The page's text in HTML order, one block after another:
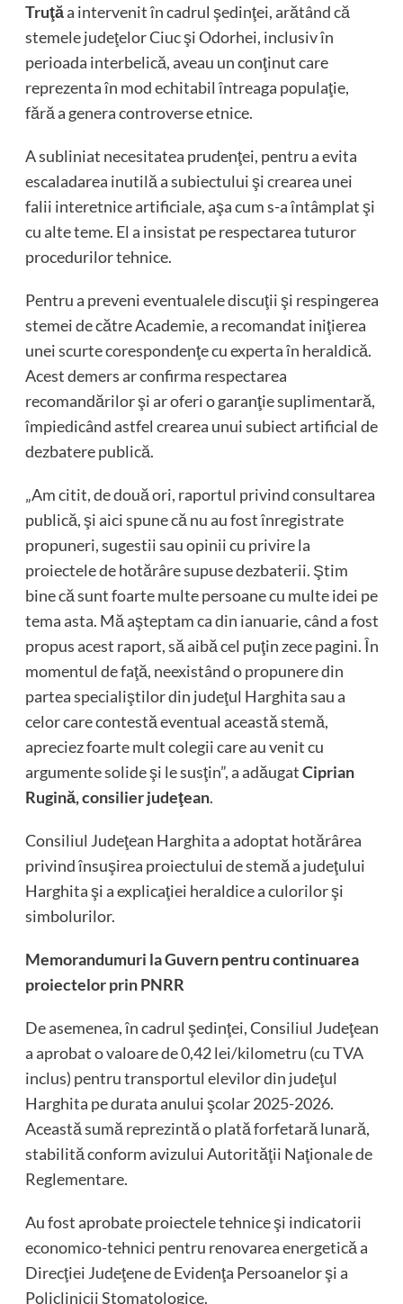
Truţăa intervenit în cadrul şedinţei, arătând că
stemele judeţelor Ciuc şi Odorhei, inclusiv în
perioada interbelică, aveau un conţinut care
reprezenta în mod echitabil întreaga populaţie,
fără a genera controverse etnice.
A subliniat necesitatea prudenţei, pentru a evita
escaladarea inutilă a subiectului şi crearea unei
falii interetnice artificiale, aşa cum s-a întâmplat şi
cu alte teme. El a insistat pe respectarea tuturor
procedurilor tehnice.
Pentru a preveni eventualele discuţii şi respingerea
stemei de către Academie, a recomandat iniţierea
unei scurte corespondenţe cu experta în heraldică.
Acest demers ar confirma respectarea
recomandărilor şi ar oferi o garanţie suplimentară,
împiedicând astfel crearea unui subiect artificial de
dezbatere publică.
„Am citit, de două ori, raportul privind consultarea
publică, şi aici spune că nu au fost înregistrate
propuneri, sugestii sau opinii cu privire la
proiectele de hotărâre supuse dezbaterii. Ştim
bine că sunt foarte multe persoane cu multe idei pe
tema asta. Mă aşteptam ca din ianuarie, când a fost
propus acest raport, să aibă cel puţin zece pagini. În
momentul de faţă, neexistând o propunere din
partea specialiştilor din judeţul Harghita sau a
celor care contestă eventual această stemă,
apreciez foarte mult colegii care au venit cu
argumente solide şi le susţin”, a adăugatCiprian
Rugină, consilier judeţean.
Consiliul Judeţean Harghita a adoptat hotărârea
privind însuşirea proiectului de stemă a judeţului
Harghita şi a explicaţiei heraldice a culorilor şi
simbolurilor.
Memorandumuri la Guvern pentru continuarea
proiectelor prin PNRR
De asemenea, în cadrul şedinţei, Consiliul Judeţean
a aprobat o valoare de 0,42 lei/kilometru (cu TVA
inclus) pentru transportul elevilor din judeţul
Harghita pe durata anului şcolar 2025-2026.
Această sumă reprezintă o plată forfetară lunară,
stabilită conform avizului Autorităţii Naţionale de
Reglementare.
Au fost aprobate proiectele tehnice şi indicatorii
economico-tehnici pentru renovarea energetică a
Direcţiei Judeţene de Evidenţa Persoanelor şi a
Policlinicii Stomatologice.